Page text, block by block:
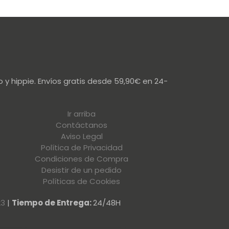
hippie. Envíos gratis desde 59,90€ en 24-
Ir arriba
Contáctanos
Aviso Legal
Política de Privacidad
Condiciones de Compra
Desistir de un pedido
Políticas de Cookies
| Tiempo de Entrega:24/48H